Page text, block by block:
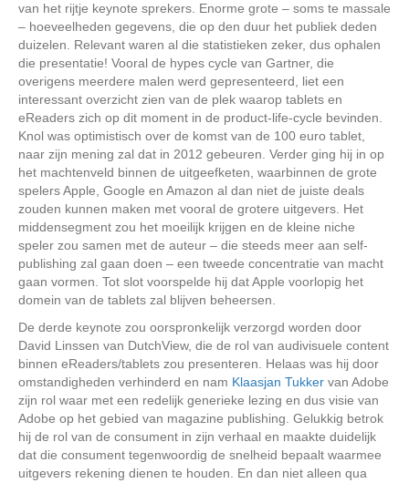
van het rijtje keynote sprekers. Enorme grote – soms te massale
– hoeveelheden gegevens, die op den duur het publiek deden
duizelen. Relevant waren al die statistieken zeker, dus ophalen
die presentatie! Vooral de hypes cycle van Gartner, die
overigens meerdere malen werd gepresenteerd, liet een
interessant overzicht zien van de plek waarop tablets en
eReaders zich op dit moment in de product-life-cycle bevinden.
Knol was optimistisch over de komst van de 100 euro tablet,
naar zijn mening zal dat in 2012 gebeuren. Verder ging hij in op
het machtenveld binnen de uitgeefketen, waarbinnen de grote
spelers Apple, Google en Amazon al dan niet de juiste deals
zouden kunnen maken met vooral de grotere uitgevers. Het
middensegment zou het moeilijk krijgen en de kleine niche
speler zou samen met de auteur – die steeds meer aan self-
publishing zal gaan doen – een tweede concentratie van macht
gaan vormen. Tot slot voorspelde hij dat Apple voorlopig het
domein van de tablets zal blijven beheersen.
De derde keynote zou oorspronkelijk verzorgd worden door
David Linssen van DutchView, die de rol van audivisuele content
binnen eReaders/tablets zou presenteren. Helaas was hij door
omstandigheden verhinderd en nam Klaasjan Tukker van Adobe
zijn rol waar met een redelijk generieke lezing en dus visie van
Adobe op het gebied van magazine publishing. Gelukkig betrok
hij de rol van de consument in zijn verhaal en maakte duidelijk
dat die consument tegenwoordig de snelheid bepaalt waarmee
uitgevers rekening dienen te houden. En dan niet alleen qua